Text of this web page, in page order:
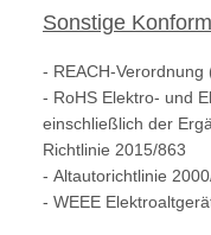
Sonstige
- REACH-Verordnung
- RoHS Elektro- und
einschließlich der
Richtlinie 2015/863
- Altautorichtlinie
- WEEE